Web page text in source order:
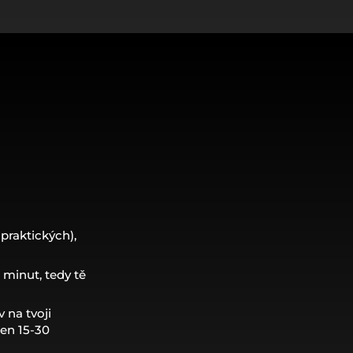
minut, tedy tě
na tvoji
15-30